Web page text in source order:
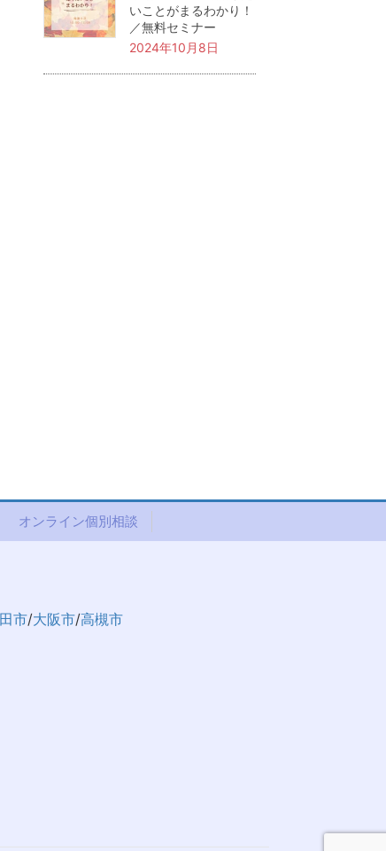
いことがまるわかり！
／無料セミナー
2024年10月8日
オンライン個別相談
市/大阪市/高槻市